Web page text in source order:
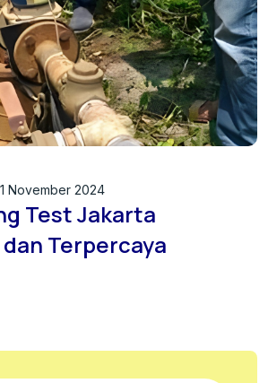
November 2024
Test Jakarta
Terpercaya